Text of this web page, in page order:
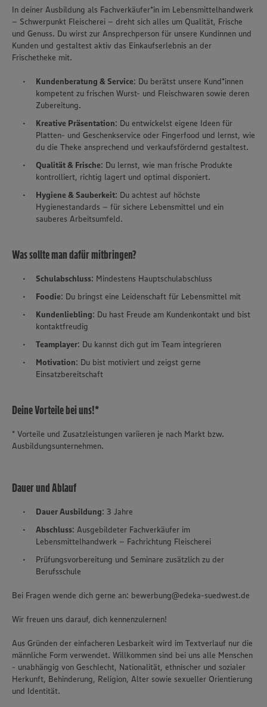
In deiner Ausbildung als Fachverkäufer*in im Lebensmittelhandwerk
– Schwerpunkt Fleischerei – dreht sich alles um Qualität, Frische
und Genuss. Du wirst zur Ansprechperson für unsere Kundinnen und
Kunden und gestaltest aktiv das Einkaufserlebnis an der
Frischetheke mit.
Kundenberatung & Service: Du berätst unsere Kund*innen
kompetent zu frischen Wurst- und Fleischwaren sowie deren
Zubereitung.
Kreative Präsentation: Du entwickelst eigene Ideen für
Platten- und Geschenkservice oder Fingerfood und lernst, wie
du die Theke ansprechend und verkaufsfördernd gestaltest.
Qualität & Frische: Du lernst, wie man frische Produkte
kontrolliert, richtig lagert und optimal disponiert.
Hygiene & Sauberkeit: Du achtest auf höchste
Hygienestandards – für sichere Lebensmittel und ein
sauberes Arbeitsumfeld.
Was sollte man dafür mitbringen?
Schulabschluss: Mindestens Hauptschulabschluss
Foodie: Du bringst eine Leidenschaft für Lebensmittel mit
Kundenliebling: Du hast Freude am Kundenkontakt und bist
kontaktfreudig
Teamplayer: Du kannst dich gut im Team integrieren
Motivation: Du bist motiviert und zeigst gerne
Einsatzbereitschaft
Deine Vorteile bei uns!*
* Vorteile und Zusatzleistungen variieren je nach Markt bzw.
Ausbildungsunternehmen.
Dauer und Ablauf
Dauer Ausbildung: 3 Jahre
Abschluss: Ausgebildeter Fachverkäufer im
Lebensmittelhandwerk – Fachrichtung Fleischerei
Prüfungsvorbereitung und Seminare zusätzlich zu der
Berufsschule
Bei Fragen wende dich gerne an: bewerbung@edeka-suedwest.de
Wir freuen uns darauf, dich kennenzulernen!
Aus Gründen der einfacheren Lesbarkeit wird im Textverlauf nur die
männliche Form verwendet. Willkommen sind bei uns alle Menschen
- unabhängig von Geschlecht, Nationalität, ethnischer und sozialer
Herkunft, Behinderung, Religion, Alter sowie sexueller Orientierung
und Identität.